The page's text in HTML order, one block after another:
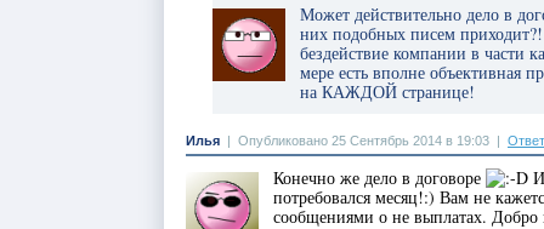
Может действительно дело в
них подобных писем
бездействие компании в части
мере есть вполне объективная
на КАЖДОЙ странице!
Илья | Опубликовано 25 Сентябрь 2014 в 19:03 |
Конечно же дело в договоре
потребовался месяц!:) Вам не
сообщениями о не выплатах. Добро